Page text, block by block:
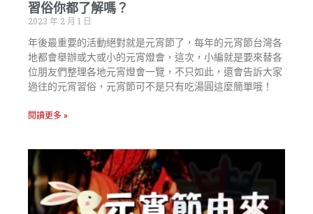
習俗你都了解嗎？
2023 年 2 月 1 日
年後最重要的活動絕對就是元宵節了，每年的元宵節台灣各
地都會舉辦或大或小的元宵燈會，這次，小編就是要來替各
位朋友們整理各地元宵燈會一覽，不只如此，還會告訴大家
過往的元宵習俗，元宵節可不是只有吃湯圓這麼簡單哦！
閱讀更多 »